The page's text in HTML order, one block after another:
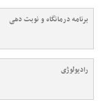
برنامه درمانگاه و نوبت دهی
رادیولوژی